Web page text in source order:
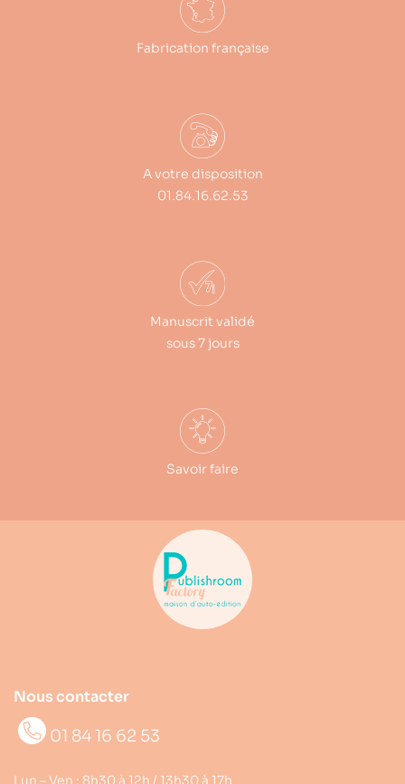
Fabrication française
A votre disposition
01.84.16.62.53
Manuscrit validé
sous 7 jours
Savoir faire
Nous contacter
01 84 16 62 53
Lun – Ven : 8h30 à 12h / 13h30 à 17h